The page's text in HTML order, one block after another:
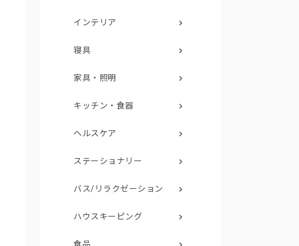
インテリア
寝具
家具・照明
キッチン・食器
ヘルスケア
ステーショナリー
バス/リラクゼーション
ハウスキーピング